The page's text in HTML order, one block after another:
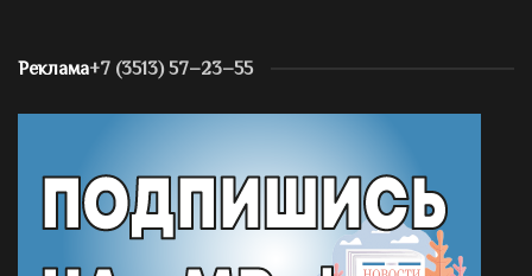
Реклама+7 (3513) 57–23–55